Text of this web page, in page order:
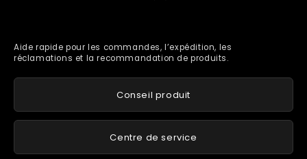
Aide rapide pour les commandes, l’expédition, les
réclamations et la recommandation de produits.
Conseil produit
Centre de service